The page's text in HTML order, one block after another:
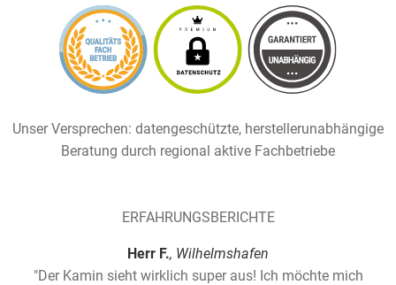
Unser Versprechen: datengeschützte, herstellerunabhängige
Beratung durch regional aktive Fachbetriebe
ERFAHRUNGSBERICHTE
Herr F., Wilhelmshafen
"Der Kamin sieht wirklich super aus! Ich möchte mich